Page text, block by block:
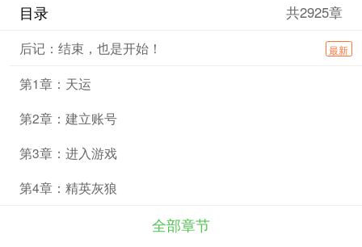
奇般的事迹衬托下，逐步的登上神坛！
目录 共2925章
后记：结束，也是开始！ 最新
第1章：天运
第2章：建立账号
第3章：进入游戏
第4章：精英灰狼
全部章节